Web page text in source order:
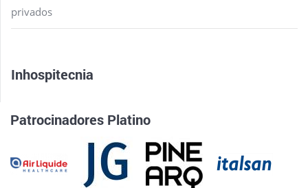
privados
Inhospitecnia
Patrocinadores Platino